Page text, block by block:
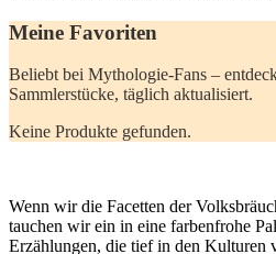
Meine Favoriten
Beliebt bei Mythologie-Fans –
Sammlerstücke, täglich aktualisiert.
Keine Produkte gefunden.
Wenn wir die Facetten der
tauchen wir ein ‍in eine farbenfrohe
Erzählungen, die tief⁤ in den Kulturen